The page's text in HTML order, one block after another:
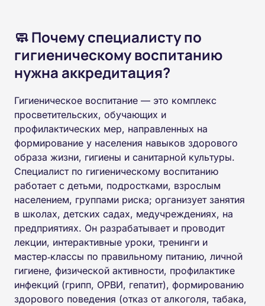
🧼 Почему специалисту по
гигиеническому воспитанию
нужна аккредитация?
Гигиеническое воспитание — это комплекс
просветительских, обучающих и
профилактических мер, направленных на
формирование у населения навыков здорового
образа жизни, гигиены и санитарной культуры.
Специалист по гигиеническому воспитанию
работает с детьми, подростками, взрослым
населением, группами риска; организует занятия
в школах, детских садах, медучреждениях, на
предприятиях. Он разрабатывает и проводит
лекции, интерактивные уроки, тренинги и
мастер‑классы по правильному питанию, личной
гигиене, физической активности, профилактике
инфекций (грипп, ОРВИ, гепатит), формированию
здорового поведения (отказ от алкоголя, табака,